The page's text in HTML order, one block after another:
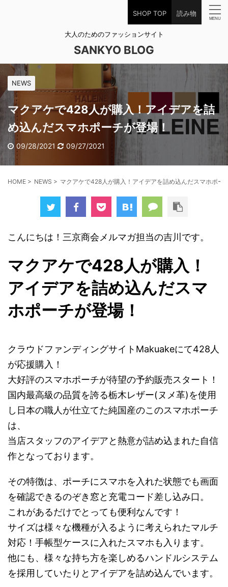
SHOP TOP 読み物
大人のためのファッションサイト
SANKYO BLOG
NEWS
マクアケで428人が購入！アイデアを詰
め込んだスマホポーチが登場！
09/28/2021 09/27/2021
HOME > NEWS > マクアケで428人が購入！アイデアを詰め込んだスマホポー
こんにちは！三京商会メルマガ担当の吉川です。
マクアケで428人が購入！
アイデアを詰め込んだスマ
ホポーチが登場！
クラウドファンディングサイトMakuakeにて428人
が応援購入！
大好評のスマホポーチが待望の予約販売スタート！
国内最高級の品質を誇る栃木レザー(ヌメ革)を使用
し日本の職人が仕立てた純国産のこのスマホポーチ
は、
当店スタッフのアイデアと熱意が詰め込まれた自信
作となっております。
その特徴は、ポーチにスマホを入れた状態でも画面
を確認できるのぞき窓と充電コード差し込み口。
これがあるだけでとっても便利なんです！
サイズは様々な機種が入るように考えられたマルチ
対応！手帳型ケースに入れたスマホも入ります。
他にも、様々な持ち方を楽しめるハンドルシステム
を採用していたりとアイデアを詰め込んでいます。